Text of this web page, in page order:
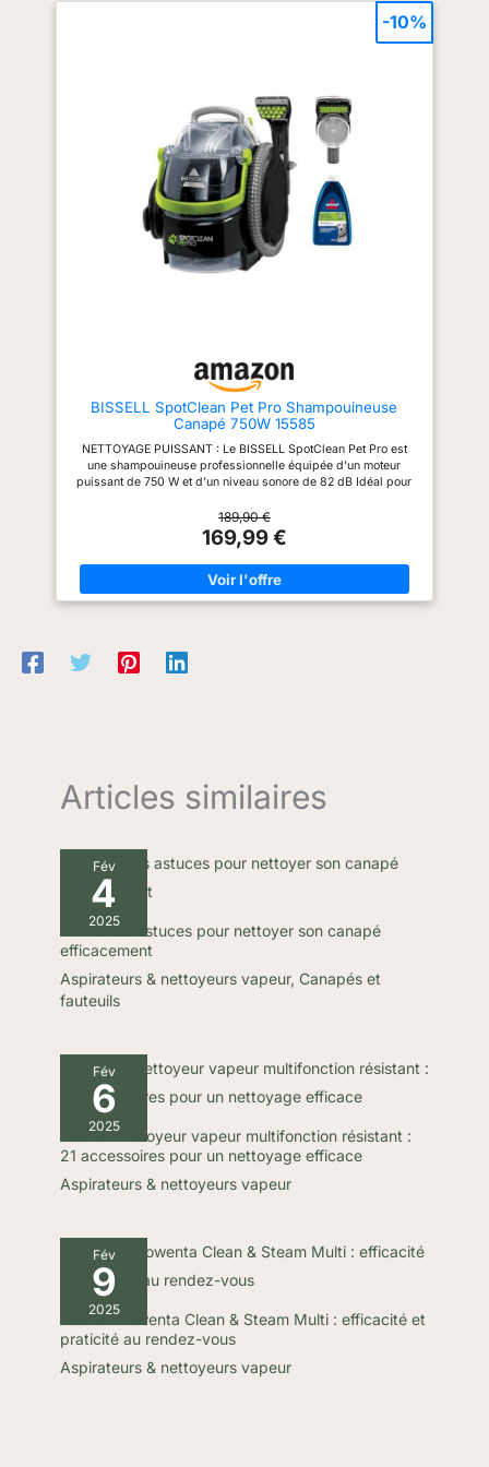
autonettoyant qui peut
être utilisé pour nettoyer
grand rayon d'action
grâce au cordon
d'alimentation de 5m et
au tuyau de 1.8m
【EFFICACITÉ PROUVÉE
POUR L'ÉLIMINATION
DES TACHES】 Élimine
efficacement les liquides
renversés et les taches
une forte puissance
d'aspiration - le
nettoyeur de tissus,
nettoyeur de tapis idéal
d'accès. Nettoyage polyvalent
de nombreuses surfaces :
Conçu pour être utilisé sur les
tapis, les canapés, les escaliers
et l'intérieur des voitures, le
shampouineuse canape nettoie
en profondeur un large éventail
de surfaces. Deux réservoirs :
la nettoyeur canapé dispose
d'un grand réservoir de
nettoyage de 1800 ml et d'un
compacte et légère : pesant
seulement 3,84 kg, la nettoyeur
pour canapé est légère, facile à
ranger et dotée d'une interface
débutants de l'utiliser
facilement.
l'achat. Système à deux
réservoirs – Doté d'un réservoir
d'eau propre de 0,8 L et d'un
l'eau propre et de l'eau usée,
garantissant des séances de
nettoyage hygiéniques et sans
interruption. Pratique et
compact – Avec un tuyau
d'aspiration de 1,2 m et un
cordon d'alimentation de 3 m,
vous bénéficiez d'une
excellente portée depuis les
prises électriques standard. Sa
taille compacte (25 × 13 × 25,5
meubles rembourrés, répondant
nettoyage.
BISSELL SpotClean Pet Pro Shampouineuse
Canapé 750W 15585
NETTOYAGE PUISSANT : Le BISSELL SpotClean Pet Pro est
une shampouineuse professionnelle équipée d’un moteur
puissant de 750 W et d’un niveau sonore de 82 dB Idéal pour
comme nettoyeur tapis ou POLYVALENT POUR LA MAISON ET
LA VOITURE : Grâce à son tuyau intégré de 1,5 m, nettoyez
facilement les recoins difficiles, les tissus d’ameublement ou
les sièges de voiture avec le shampouineuse canapé DOUBLE
RÉSERVOIR : Le nettoyeur canapé tissu a un système à double
réservoir séparant l’eau propre de l’eau sale pour un nettoyage
un réservoir séparé pour un vidage facile. FORMULES
DÉTACHANTES: Combinez le SpotClean Pet Pro avec les
189,90 €
169,99 €
-10%
Articles similaires
Fév
4
2025
Meilleures astuces pour nettoyer son canapé
efficacement
Aspirateurs & nettoyeurs vapeur, Canapés et
fauteuils
Fév
6
2025
Test du nettoyeur vapeur multifonction résistant :
21 accessoires pour un nettoyage efficace
Aspirateurs & nettoyeurs vapeur
Fév
9
2025
Test du Rowenta Clean & Steam Multi : efficacité et
praticité au rendez-vous
Aspirateurs & nettoyeurs vapeur